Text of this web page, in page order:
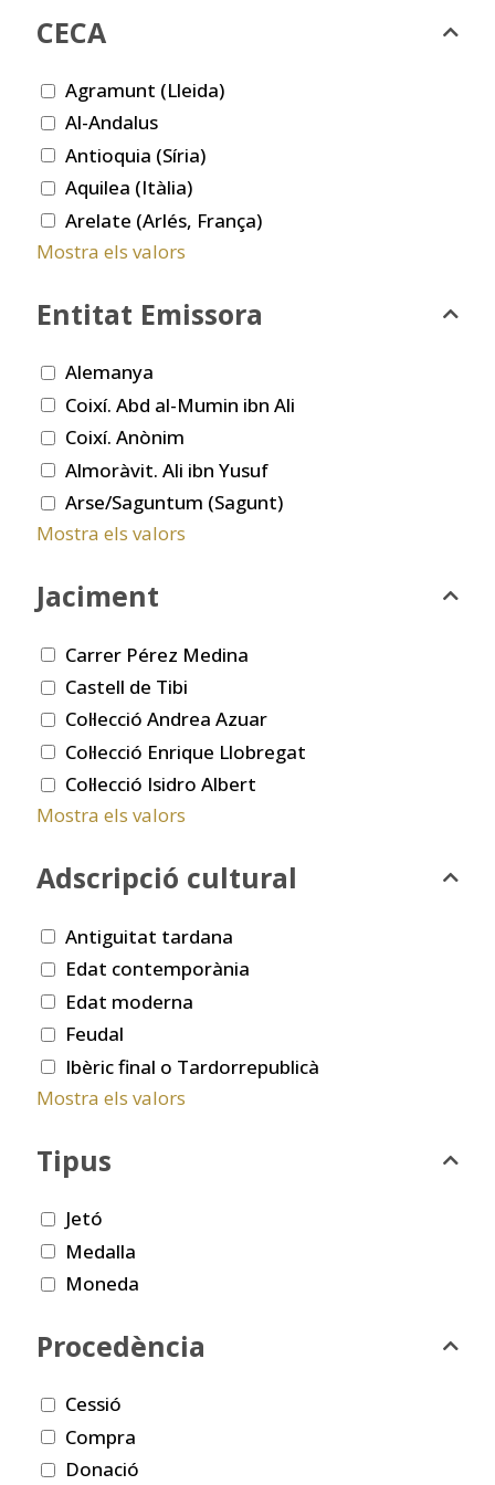
CECA
Agramunt (Lleida)
Al-Andalus
Antioquia (Síria)
Aquilea (Itàlia)
Arelate (Arlés, França)
Mostra els valors
Entitat Emissora
Alemanya
Coixí. Abd al-Mumin ibn Ali
Coixí. Anònim
Almoràvit. Ali ibn Yusuf
Arse/Saguntum (Sagunt)
Mostra els valors
Jaciment
Carrer Pérez Medina
Castell de Tibi
Col·lecció Andrea Azuar
Col·lecció Enrique Llobregat
Col·lecció Isidro Albert
Mostra els valors
Adscripció cultural
Antiguitat tardana
Edat contemporània
Edat moderna
Feudal
Ibèric final o Tardorrepublicà
Mostra els valors
Tipus
Jetó
Medalla
Moneda
Procedència
Cessió
Compra
Donació